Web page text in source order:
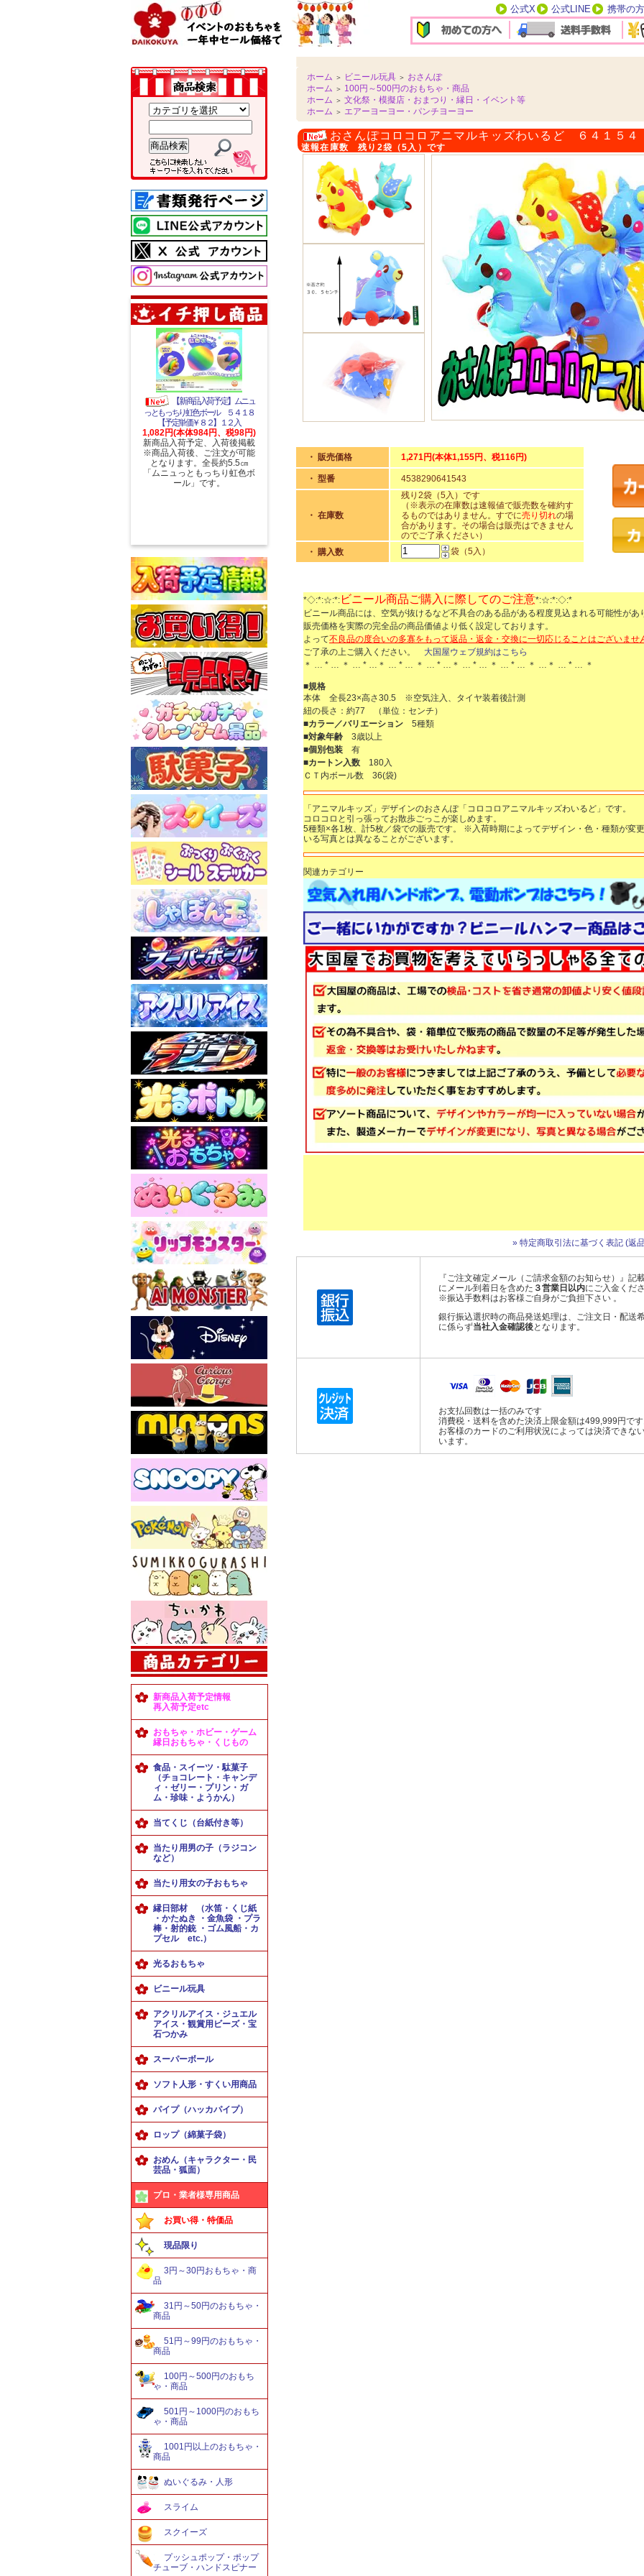
公式X 公式LINE 携帯の方
【新商品入荷予定】ムニュ
っともっちり虹色ボール ５４１８
【予定単価￥８２】１２入
1,082円(本体984円、税98円)
新商品入荷予定、入荷後掲載
※商品入荷後、ご注文が可能
となります。全長約5.5㎝
「ムニュっともっちり虹色ボ
ール」です。
新商品入荷予定情報
再入荷予定etc
おもちゃ・ホビー・ゲーム
縁日おもちゃ・くじもの
食品・スイーツ・駄菓子
（チョコレート・キャンデ
ィ・ゼリー・プリン・ガ
ム・珍味・ようかん）
当てくじ（台紙付き等）
当たり用男の子（ラジコン
など）
当たり用女の子おもちゃ
縁日部材 （水笛・くじ紙
・かたぬき ・金魚袋 ・プラ
棒・射的銃 ・ゴム風船・カ
プセル etc.）
光るおもちゃ
ビニール玩具
アクリルアイス・ジュエル
アイス・観賞用ビーズ・宝
石つかみ
スーパーボール
ソフト人形・すくい用商品
パイプ（ハッカパイプ）
ロップ（綿菓子袋）
おめん（キャラクター・民
芸品・狐面）
プロ・業者様専用商品
お買い得・特価品
現品限り
3円～30円おもちゃ・商
品
31円～50円のおもちゃ・
商品
51円～99円のおもちゃ・
商品
100円～500円のおもち
ゃ・商品
501円～1000円のおもち
ゃ・商品
1001円以上のおもちゃ・
商品
ぬいぐるみ・人形
スライム
スクイーズ
プッシュポップ・ポップ
チューブ・ハンドスピナー
ホーム ＞ ビニール玩具 ＞ おさんぽ
ホーム ＞ 100円～500円のおもちゃ・商品
ホーム ＞ 文化祭・模擬店・おまつり・縁日・イベント等
ホーム ＞ エアーヨーヨー・パンチヨーヨー
おさんぽコロコロアニマルキッズわいるど ６４１５４
速報在庫数 残り2袋（5入）です
・ 販売価格 1,271円(本体1,155円、税116円)
・ 型番 4538290641543
・ 在庫数
残り2袋（5入）です
（※表示の在庫数は速報値で販売数を確約す
るものではありません。すでに売り切れの場
合があります。その場合は販売はできません
のでご了承ください）
・ 購入数
袋（5入）
*◇:*:☆:*: ビニール商品ご購入に際してのご注意*:☆:*:◇:*
ビニール商品には、空気が抜けるなど不具合のある品がある程度見込まれる可能性があ
販売価格を実際の完全品の商品価値より低く設定しております。
よって不良品の度合いの多寡をもって返品・返金・交換に一切応じることはございませ
ご了承の上ご購入ください。 大国屋ウェブ規約はこちら
＊ … * … ＊ … * …＊ … * … ＊ … * …＊ … * … ＊ … * … ＊ …＊ … * … ＊
■規格
本体 全長23×高さ30.5 ※空気注入、タイヤ装着後計測
紐の長さ：約77 （単位：センチ）
■カラー／バリエーション 5種類
■対象年齢 3歳以上
■個別包装 有
■カートン入数 180入
ＣＴ内ボール数 36(袋)
「アニマルキッズ」デザインのおさんぽ「コロコロアニマルキッズわいるど」です。
コロコロと引っ張ってお散歩ごっこが楽しめます。
5種類×各1枚、計5枚／袋での販売です。 ※入荷時期によってデザイン・色・種類が変
いる写真とは異なることがございます。
関連カテゴリー
» 特定商取引法に基づく表記 (返
『ご注文確定メール（ご請求金額のお知らせ）』記
にメール到着日を含めた ３営業日以内にご入金くだ
※振込手数料はお客様ご自身がご負担下さい 。
銀行振込選択時の商品発送処理は、ご注文日・配送
に係らず当社入金確認後となります。
お支払回数は一括のみです
消費税・送料を含めた決済上限金額は499,999円です
お客様のカードのご利用状況によっては決済できな
います。